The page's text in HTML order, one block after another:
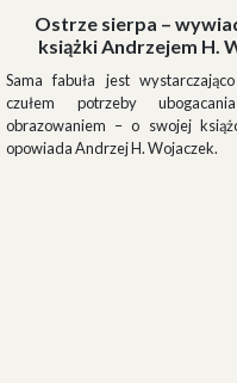
Ostrze sierpa –
książki Andrzejem H.
Sama fabuła jest
czułem potrzeby
obrazowaniem – o swojej
opowiada Andrzej H. Wojaczek.